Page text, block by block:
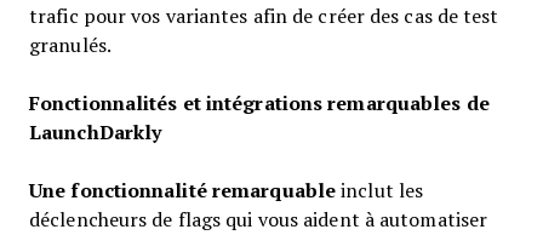
trafic pour vos variantes afin de créer des cas de test
granulés.
Fonctionnalités et intégrations remarquables de
LaunchDarkly
Une fonctionnalité remarquableinclut les
déclencheurs de flags qui vous aident à automatiser